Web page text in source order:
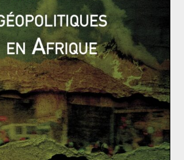
hongrois Viktor Orban, le slovaque
tchèque Milos Zeman ont été reçus
à Moscou. Cependant, leurs
des sanctions européennes n’ont
– sanctions économiques,
– restent du ressort de l’Union
la position des deux « moteurs » du
et l’Allemagne, n’a pas vraiment
Pire, elle s’est même dégradée.